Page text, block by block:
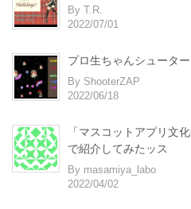
By T.R.
2022/07/01
プロ生ちゃんシューター
By ShooterZAP
2022/06/18
「マスコットアプリ文
で紹介してみたッス
By masamiya_labo
2022/04/02